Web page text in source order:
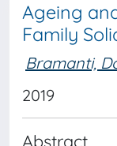
Ageing
Family
Bramanti,
2019
Abstract